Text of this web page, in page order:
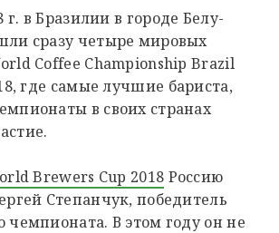
г. в Бразилии в городе Белу-
сразу четыре мировых
Coffee Championship Brazil
где самые лучшие бариста,
в своих странах
Brewers Cup 2018 Россию
Степанчук, победитель
чемпионата. В этом году он не